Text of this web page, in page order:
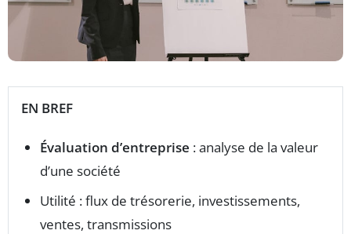
EN BREF
Évaluation d’entreprise : analyse de la valeur
d’une société
Utilité : flux de trésorerie, investissements,
ventes, transmissions